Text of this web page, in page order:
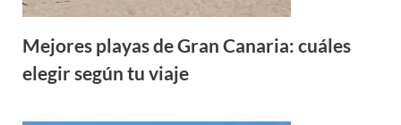
Mejores playas de Gran Canaria: cuáles
elegir según tu viaje